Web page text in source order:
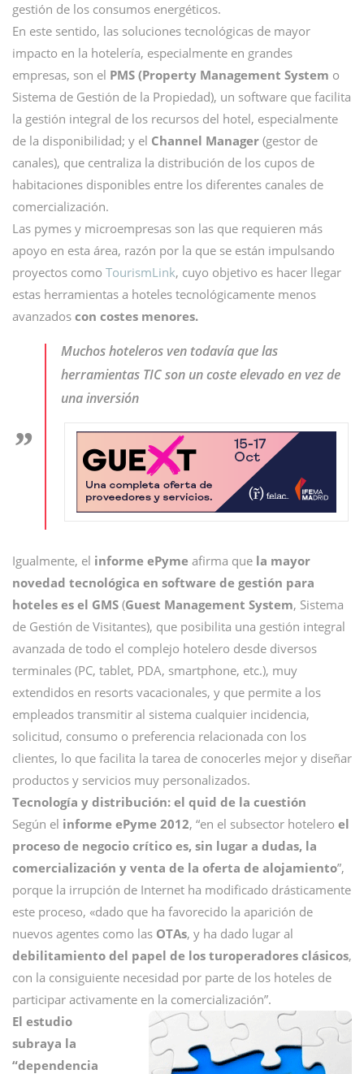
gestión de los consumos energéticos.
En este sentido, las soluciones tecnológicas de mayor
impacto en la hotelería, especialmente en grandes
empresas, son el PMS (Property Management System o
Sistema de Gestión de la Propiedad), un software que facilita
la gestión integral de los recursos del hotel, especialmente
de la disponibilidad; y el Channel Manager (gestor de
canales), que centraliza la distribución de los cupos de
habitaciones disponibles entre los diferentes canales de
comercialización.
Las pymes y microempresas son las que requieren más
apoyo en esta área, razón por la que se están impulsando
proyectos como TourismLink, cuyo objetivo es hacer llegar
estas herramientas a hoteles tecnológicamente menos
avanzados con costes menores.
Muchos hoteleros ven todavía que las
herramientas TIC son un coste elevado en vez de
una inversión
Igualmente, el informe ePyme afirma que la mayor
novedad tecnológica en software de gestión para
hoteles es el GMS (Guest Management System, Sistema
de Gestión de Visitantes), que posibilita una gestión integral
avanzada de todo el complejo hotelero desde diversos
terminales (PC, tablet, PDA, smartphone, etc.), muy
extendidos en resorts vacacionales, y que permite a los
empleados transmitir al sistema cualquier incidencia,
solicitud, consumo o preferencia relacionada con los
clientes, lo que facilita la tarea de conocerles mejor y diseñar
productos y servicios muy personalizados.
Tecnología y distribución: el quid de la cuestión
Según el informe ePyme 2012, “en el subsector hotelero el
proceso de negocio crítico es, sin lugar a dudas, la
comercialización y venta de la oferta de alojamiento”,
porque la irrupción de Internet ha modificado drásticamente
este proceso, «dado que ha favorecido la aparición de
nuevos agentes como las OTAs, y ha dado lugar al
debilitamiento del papel de los turoperadores clásicos,
con la consiguiente necesidad por parte de los hoteles de
participar activamente en la comercialización”.
El estudio
subraya la
“dependencia